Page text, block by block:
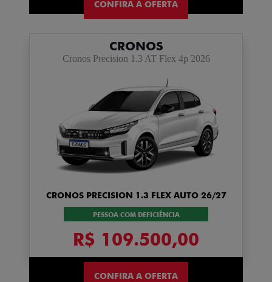
CONFIRA A OFERTA
CRONOS
Cronos Precision 1.3 AT Flex 4p 2026
CRONOS PRECISION 1.3 FLEX AUTO 26/27
PESSOA COM DEFICIÊNCIA
R$ 109.500,00
CONFIRA A OFERTA